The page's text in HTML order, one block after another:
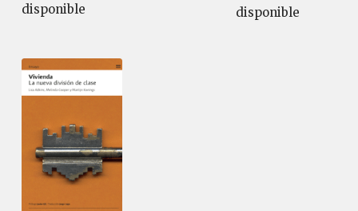
disponible disponible